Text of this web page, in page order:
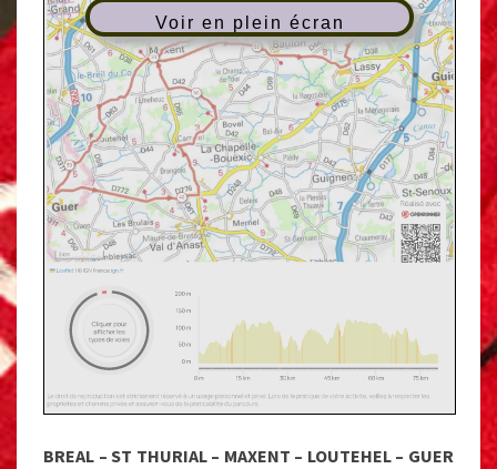
Voir en plein écran
BREAL – ST THURIAL – MAXENT – LOUTEHEL – GUER